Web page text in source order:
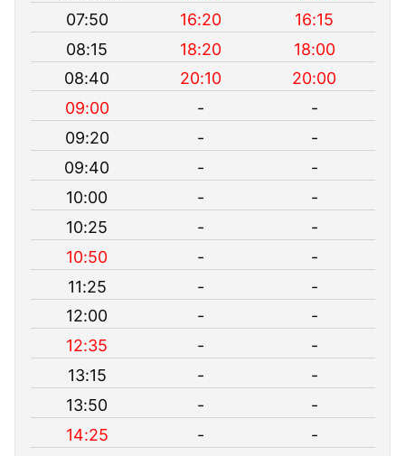
07:50
16:20
16:15
08:15
18:20
18:00
08:40
20:10
20:00
09:00
-
-
09:20
-
-
09:40
-
-
10:00
-
-
10:25
-
-
10:50
-
-
11:25
-
-
12:00
-
-
12:35
-
-
13:15
-
-
13:50
-
-
14:25
-
-